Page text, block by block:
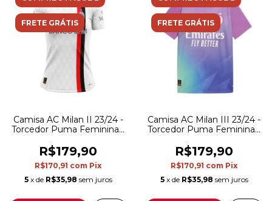
FRETE GRÁTIS
Camisa AC Milan II 23/24 -
Torcedor Puma Feminina -
R$179,90
R$170,91 com Pix
5 x de R$35,98 sem juros
FRETE GRÁTIS
Camisa AC Milan III 23/24 -
Torcedor Puma Feminina -
roxo e verde
R$179,90
R$170,91 com Pix
5 x de R$35,98 sem juros